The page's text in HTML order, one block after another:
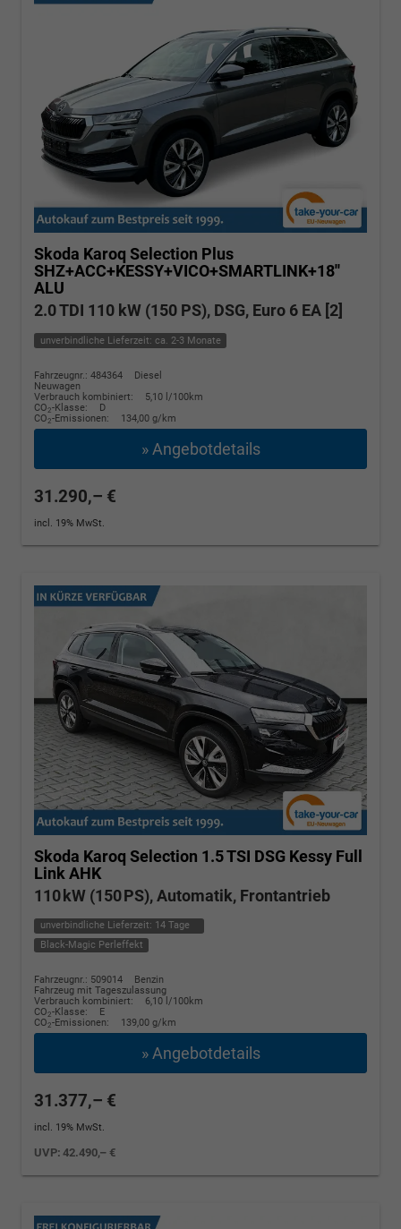
Skoda Karoq Selection Plus
SHZ+ACC+KESSY+VICO+SMARTLINK+18''
ALU
2.0 TDI 110 kW (150 PS), DSG, Euro 6 EA [2]
unverbindliche Lieferzeit: ca. 2-3 Monate
Fahrzeugnr.: 484364
Diesel
Neuwagen
Verbrauch kombiniert:
5,10 l/100km
CO2-Klasse:
D
CO2-Emissionen: 134,00 g/km
» Angebotdetails
31.290,– €
incl. 19% MwSt.
Skoda Karoq Selection 1.5 TSI DSG Kessy Full
Link AHK
110 kW (150 PS), Automatik, Frontantrieb
unverbindliche Lieferzeit: 14 Tage
Black-Magic Perleffekt
Fahrzeugnr.: 509014
Benzin
Fahrzeug mit Tageszulassung
Verbrauch kombiniert:
6,10 l/100km
CO2-Klasse:
E
CO2-Emissionen: 139,00 g/km
» Angebotdetails
31.377,– €
incl. 19% MwSt.
UVP:42.490,– €